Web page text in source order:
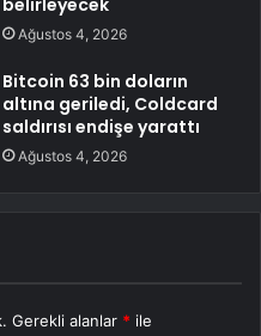
Ağustos 4, 2026
Bitcoin 63 bin doların
altına geriledi, Coldcard
saldırısı endişe yarattı
Ağustos 4, 2026
Gerekli alanlar * ile